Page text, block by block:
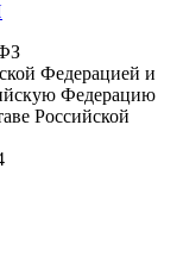
Федерацией и
Федерацию
Российской